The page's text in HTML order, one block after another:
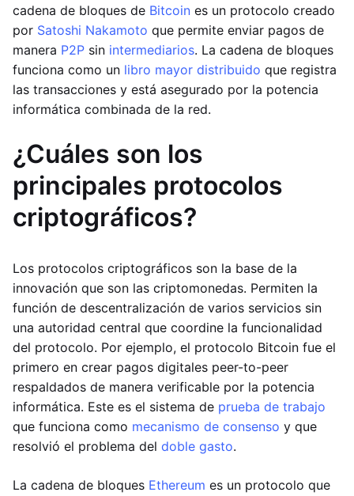
cadena de bloques de Bitcoin es un protocolo creado
por Satoshi Nakamoto que permite enviar pagos de
manera P2P sin intermediarios. La cadena de bloques
funciona como un libro mayor distribuido que registra
las transacciones y está asegurado por la potencia
informática combinada de la red.
¿Cuáles son los
principales protocolos
criptográficos?
Los protocolos criptográficos son la base de la
innovación que son las criptomonedas. Permiten la
función de descentralización de varios servicios sin
una autoridad central que coordine la funcionalidad
del protocolo. Por ejemplo, el protocolo Bitcoin fue el
primero en crear pagos digitales peer-to-peer
respaldados de manera verificable por la potencia
informática. Este es el sistema de prueba de trabajo
que funciona como mecanismo de consenso y que
resolvió el problema del doble gasto.
La cadena de bloques Ethereum es un protocolo que